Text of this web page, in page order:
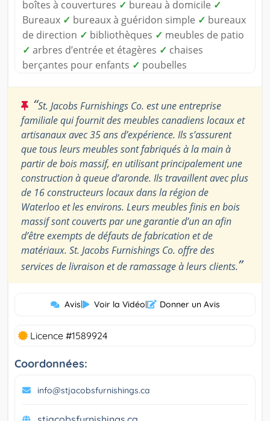
boîtes à couvertures ✓ bureau à domicile ✓
Bureaux ✓ bureaux à guéridon simple ✓ bureaux
de direction ✓ bibliothèques ✓ meubles de patio
✓ arbres d’entrée et étagères ✓ chaises
berçantes pour enfants ✓ poubelles
“St. Jacobs Furnishings Co. est une entreprise
familiale qui fournit des meubles canadiens locaux et
artisanaux avec 35 ans d’expérience. Ils s’assurent
que tous leurs meubles sont fabriqués à la main à
partir de bois massif, en utilisant principalement une
construction à queue d’aronde. Ils travaillent avec plus
de 16 constructeurs locaux dans la région de
Waterloo et les environs. Leurs meubles finis en bois
massif sont couverts par une garantie d’un an afin
d’être exempts de défauts de fabrication et de
matériaux. St. Jacobs Furnishings Co. offre des
services de livraison et de ramassage à leurs clients.”
Avis| Voir la Vidéo| Donner un Avis
Licence #1589924
Coordonnées:
info@stjacobsfurnishings.ca